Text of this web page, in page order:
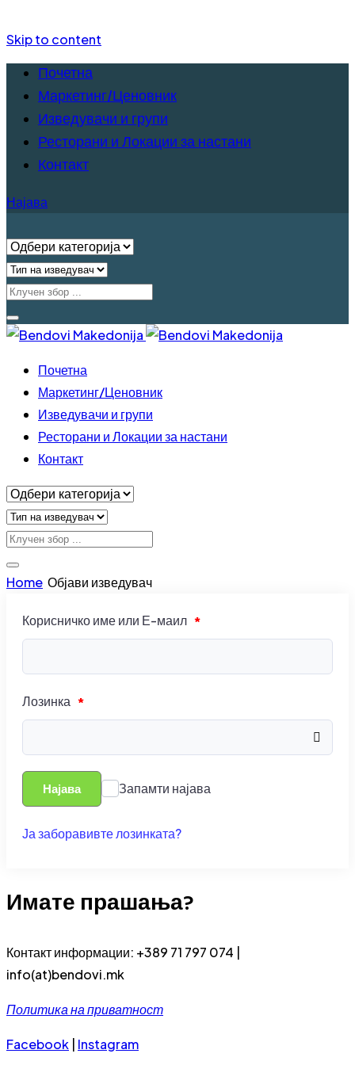
Skip to content
Почетна
Маркетинг/Ценовник
Изведувачи и групи
Ресторани и Локации за настани
Контакт
Најава
Почетна
Маркетинг/Ценовник
Изведувачи и групи
Ресторани и Локации за настани
Контакт
Home Објави изведувач
Корисничко име или Е-маил *
Лозинка *
Најава Запамти најава
Ја заборавивте лозинката?
Имате прашања?
Контакт информации: +389 71 797 074 |
info(at)bendovi.mk
Политика на приватност
Facebook Instagram